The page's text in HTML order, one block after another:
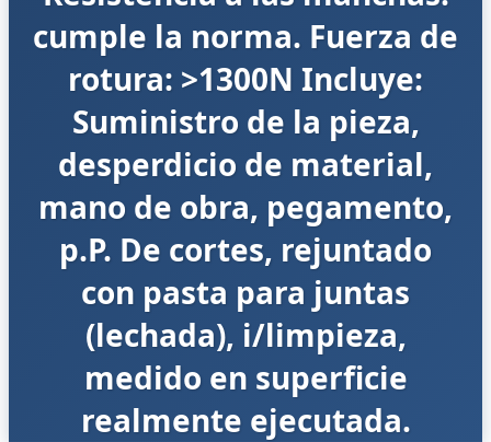
cumple la norma. Fuerza de
rotura: >1300N Incluye:
Suministro de la pieza,
desperdicio de material,
mano de obra, pegamento,
p.P. De cortes, rejuntado
con pasta para juntas
(lechada), i/limpieza,
medido en superficie
realmente ejecutada.